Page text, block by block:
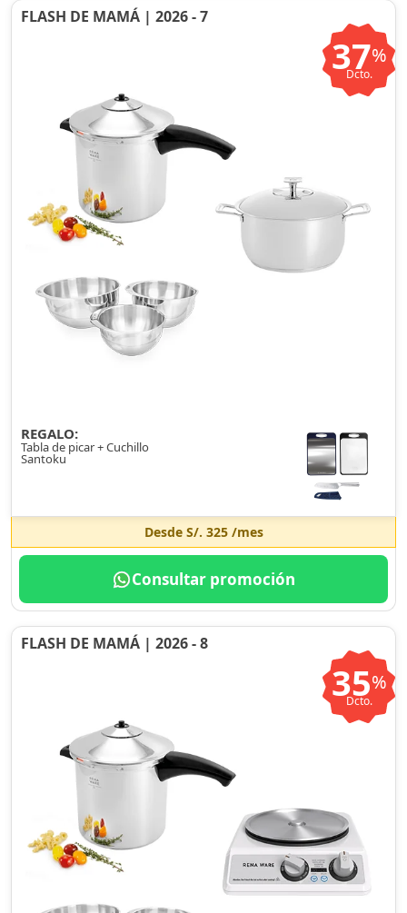
FLASH DE MAMÁ | 2026 - 7
37%
Dcto.
REGALO:
Tabla de picar + Cuchillo
Santoku
Desde S/. 325/mes
Consultar promoción
FLASH DE MAMÁ | 2026 - 8
35%
Dcto.